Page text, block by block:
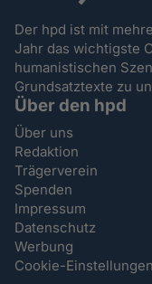
Der hpd ist mit
Jahr das wichtigste
humanistischen
Grundsatztexte zu
Über den hpd
Über uns
Redaktion
Trägerverein
Spenden
Impressum
Datenschutz
Werbung
Cookie-Einstellungen